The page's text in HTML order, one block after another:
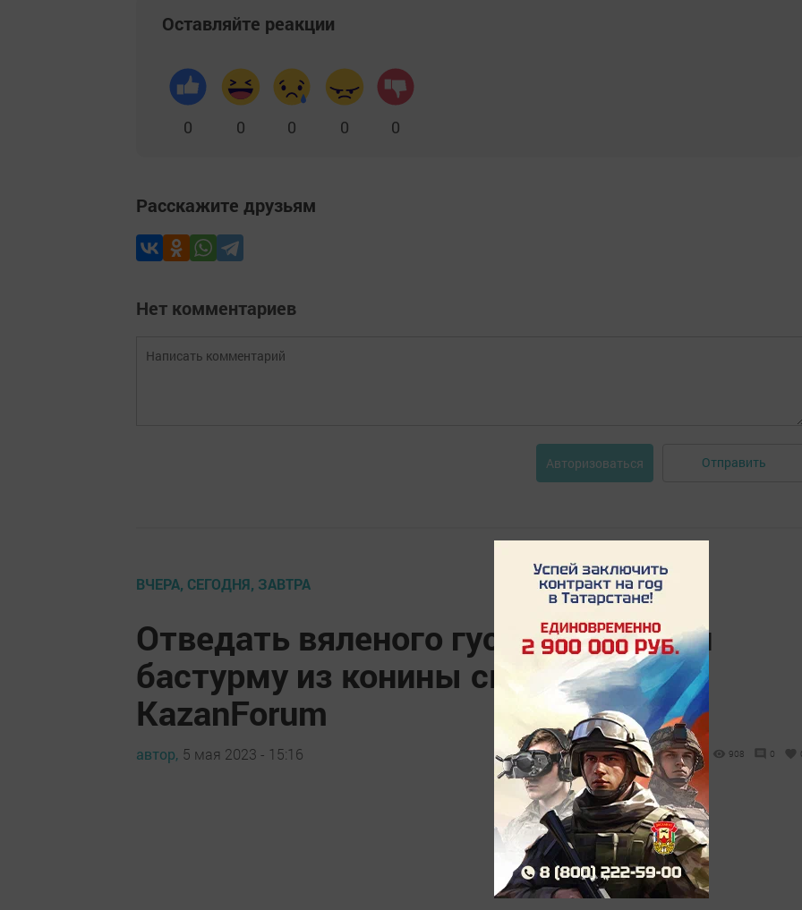
Оставляйте реакции
0 0 0 0 0
Расскажите друзьям
Нет комментариев
Авторизоваться Отправить
ВЧЕРА, СЕГОДНЯ, ЗАВТРА
Отведать вяленого гуся, казылык и
бастурму из конины смогут гости
KazanForum
автор, 5 мая 2023 - 15:16 908 0